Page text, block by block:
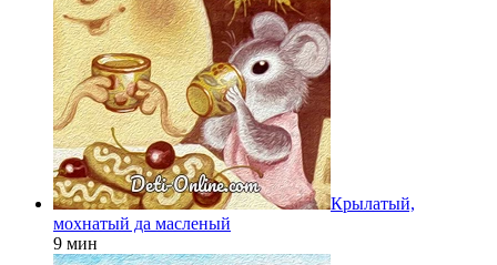
Крылатый,
мохнатый да масленый
9 мин